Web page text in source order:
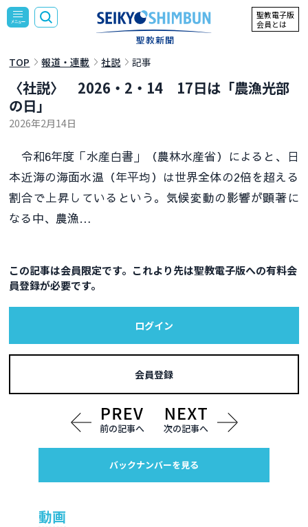
聖教電子版
会員とは
TOP 報道・連載 社説 記事
〈社説〉 2026・2・14 17日は「農漁光部
の日」
2026年2月14日
令和6年度「水産白書」（農林水産省）によると、日
本近海の海面水温（年平均）は世界全体の2倍を超える
割合で上昇しているという。気候変動の影響が顕著に
なる中、農漁…
この記事は会員限定です。これより先は聖教電子版への有料会
員登録が必要です。
ログイン
会員登録
前の記事へ 次の記事へ
バックナンバーを見る
動画